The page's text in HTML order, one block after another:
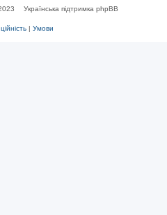
Українська підтримка phpBB
| Умови